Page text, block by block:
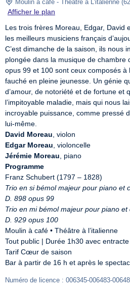
Moulin à café - Théâtre à L'italienne (
Afficher le plan
Les trois frères Moreau, Edgar, David
les meilleurs musiciens français
C’est dimanche de la saison, ils nous
plongée dans la musique de chambre
opus 99 et 100 sont ceux composés à
fauché en pleine jeunesse. Un génie
d’amour, de notoriété et de fortune et
l’impitoyable maladie, mais qui nous
incroyable puissance, comme pressé
David Moreau
Edgar Moreau
Jérémie Moreau
Programme
Trio en si bémol majeur pour piano et
D. 898 opus 99
Trio en mi bémol majeur pour piano et
D. 929 opus 100
Moulin à café • Théâtre à l’italienne
Tout public | Durée 1h30 avec entracte
Tarif Cœur de saison
Bar à partir de 16 h et après le
Numéro de licence : 006345-006483-